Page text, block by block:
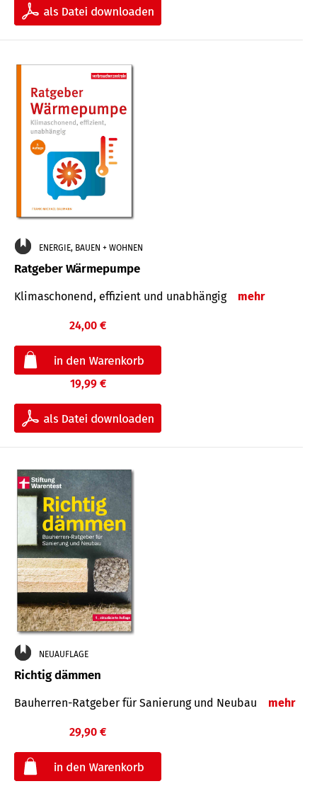
ENERGIE, BAUEN + WOHNEN
Ratgeber Wärmepumpe
Klimaschonend, effizient und unabhängig mehr
24,00 €
19,99 €
NEUAUFLAGE
Richtig dämmen
Bauherren-Ratgeber für Sanierung und Neubau mehr
29,90 €